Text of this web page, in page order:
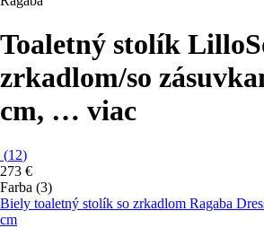
Toaletný stolík Lillo
zrkadlom/so
cm, … viac
(12)
273 €
Farba (3)
Biely toaletný stolík so zrkadlom Ragaba
cm